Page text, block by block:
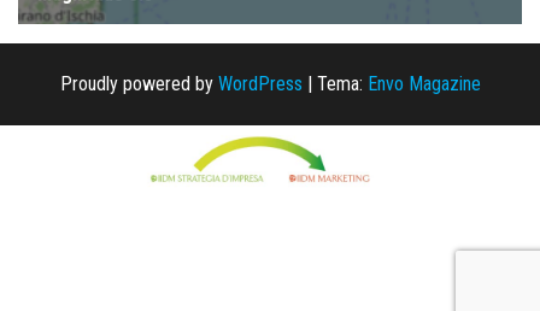
Proudly powered by WordPress | Tema: Envo Magazine